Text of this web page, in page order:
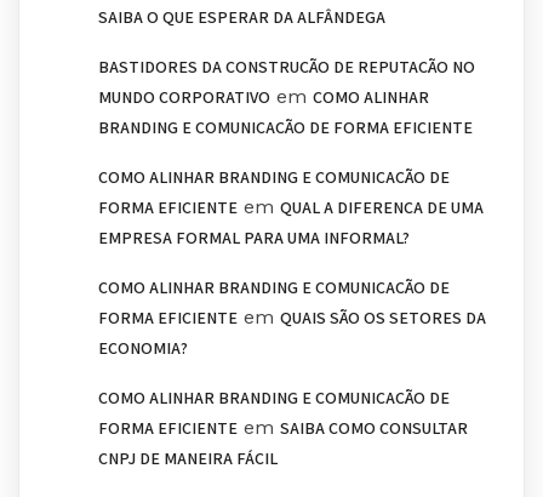
SAIBA O QUE ESPERAR DA ALFÂNDEGA
BASTIDORES DA CONSTRUÇÃO DE REPUTAÇÃO NO
MUNDO CORPORATIVO em COMO ALINHAR
BRANDING E COMUNICAÇÃO DE FORMA EFICIENTE
COMO ALINHAR BRANDING E COMUNICAÇÃO DE
FORMA EFICIENTE em QUAL A DIFERENÇA DE UMA
EMPRESA FORMAL PARA UMA INFORMAL?
COMO ALINHAR BRANDING E COMUNICAÇÃO DE
FORMA EFICIENTE em QUAIS SÃO OS SETORES DA
ECONOMIA?
COMO ALINHAR BRANDING E COMUNICAÇÃO DE
FORMA EFICIENTE em SAIBA COMO CONSULTAR
CNPJ DE MANEIRA FÁCIL